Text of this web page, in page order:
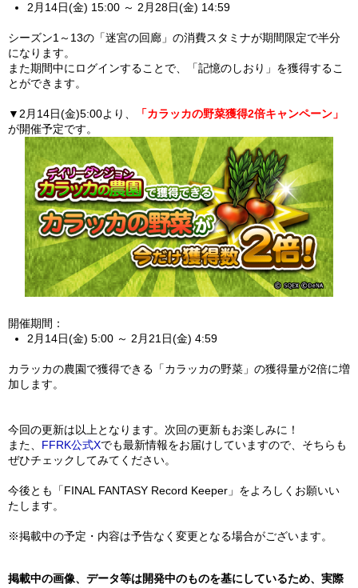
2月14日(金) 15:00 ～ 2月28日(金) 14:59
シーズン1～13の「迷宮の回廊」の消費スタミナが期間限定で半分
になります。
また期間中にログインすることで、「記憶のしおり」を獲得するこ
とができます。
▼2月14日(金)5:00より、
「カラッカの野菜獲得2倍キャンペーン」
が開催予定です。
開催期間：
2月14日(金) 5:00 ～ 2月21日(金) 4:59
カラッカの農園で獲得できる「カラッカの野菜」の獲得量が2倍に増
加します。
今回の更新は以上となります。次回の更新もお楽しみに！
また、 FFRK公式Xでも最新情報をお届けしていますので、そちらも
ぜひチェックしてみてください。
今後とも「FINAL FANTASY Record Keeper」をよろしくお願いい
たします。
※掲載中の予定・内容は予告なく変更となる場合がございます。
掲載中の画像、データ等は開発中のものを基にしているため、実際